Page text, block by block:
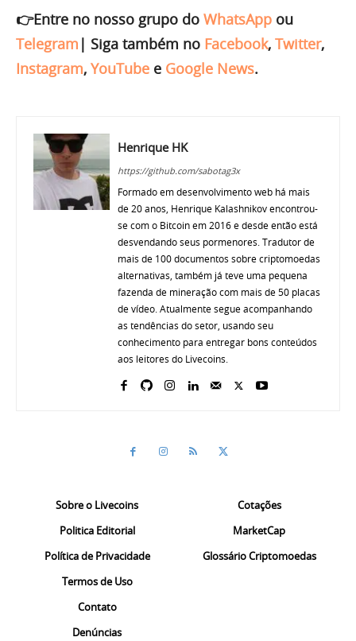
👉Entre no nosso grupo do WhatsApp ou
Telegram | Siga também no Facebook, Twitter,
Instagram, YouTube e Google News.
Henrique HK
https://github.com/sabotag3x
Formado em desenvolvimento web há mais
de 20 anos, Henrique Kalashnikov encontrou-
se com o Bitcoin em 2016 e desde então está
desvendando seus pormenores. Tradutor de
mais de 100 documentos sobre criptomoedas
alternativas, também já teve uma pequena
fazenda de mineração com mais de 50 placas
de vídeo. Atualmente segue acompanhando
as tendências do setor, usando seu
conhecimento para entregar bons conteúdos
aos leitores do Livecoins.
Sobre o Livecoins
Politica Editorial
Política de Privacidade
Termos de Uso
Contato
Denúncias
Cotações
MarketCap
Glossário Criptomoedas